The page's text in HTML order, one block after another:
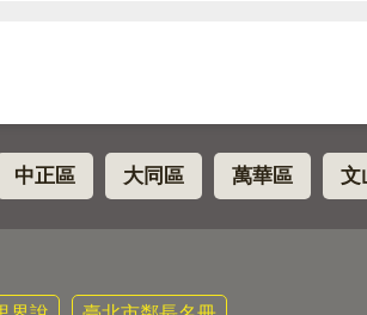
中正區 大同區 萬華區 文